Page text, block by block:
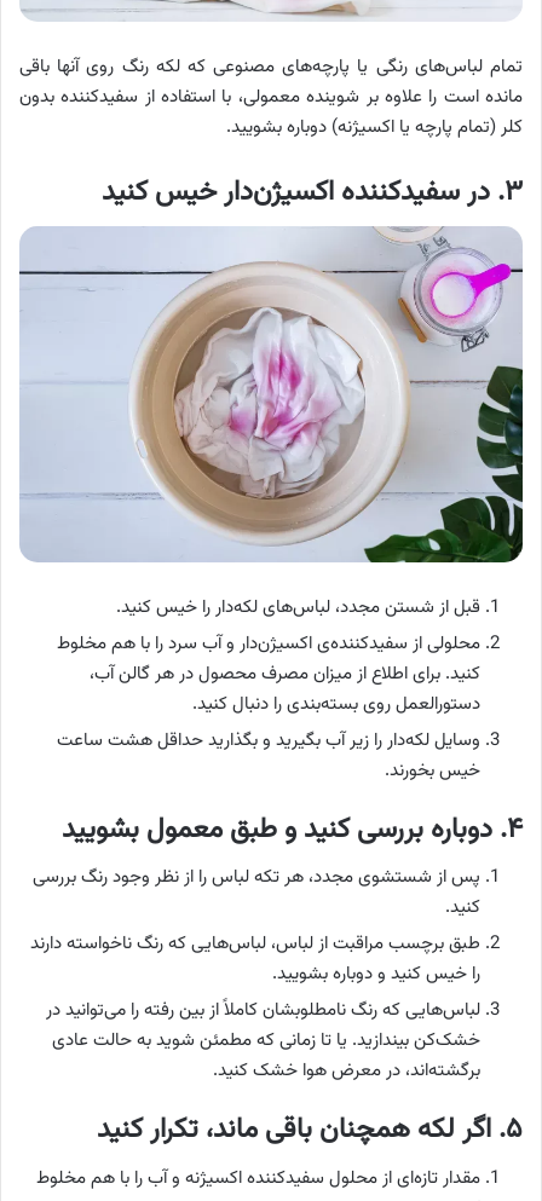
تمام لباس‌های رنگی یا پارچه‌های مصنوعی که لکه رنگ روی آنها باقی
مانده است را علاوه بر شوینده معمولی، با استفاده از سفیدکننده بدون
کلر (تمام پارچه یا اکسیژنه) دوباره بشویید.
۳. در سفیدکننده اکسیژن‌دار خیس کنید
قبل از شستن مجدد، لباس‌های لکه‌دار را خیس کنید.
محلولی از سفیدکننده‌ی اکسیژن‌دار و آب سرد را با هم مخلوط
کنید. برای اطلاع از میزان مصرف محصول در هر گالن آب،
دستورالعمل روی بسته‌بندی را دنبال کنید.
وسایل لکه‌دار را زیر آب بگیرید و بگذارید حداقل هشت ساعت
خیس بخورند.
۴. دوباره بررسی کنید و طبق معمول بشویید
پس از شستشوی مجدد، هر تکه لباس را از نظر وجود رنگ بررسی
کنید.
طبق برچسب مراقبت از لباس، لباس‌هایی که رنگ ناخواسته دارند
را خیس کنید و دوباره بشویید.
لباس‌هایی که رنگ نامطلوبشان کاملاً از بین رفته را می‌توانید در
خشک‌کن بیندازید. یا تا زمانی که مطمئن شوید به حالت عادی
برگشته‌اند، در معرض هوا خشک کنید.
۵. اگر لکه همچنان باقی ماند، تکرار کنید
مقدار تازه‌ای از محلول سفیدکننده اکسیژنه و آب را با هم مخلوط